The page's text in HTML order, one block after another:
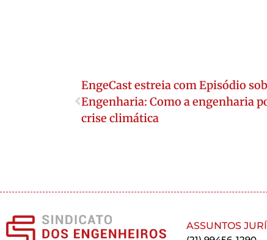
EngeCast estreia com Episódio
Engenharia: Como a engenharia
crise climática
ASSUNTOS